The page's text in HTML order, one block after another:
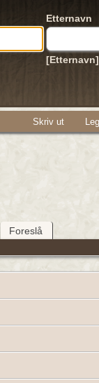
Etternavn
[Etternavn]
Skriv ut
Foreslå